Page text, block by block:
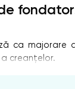
ca majorare
creanţelor.